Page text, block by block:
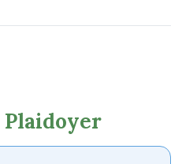
Plaidoyer